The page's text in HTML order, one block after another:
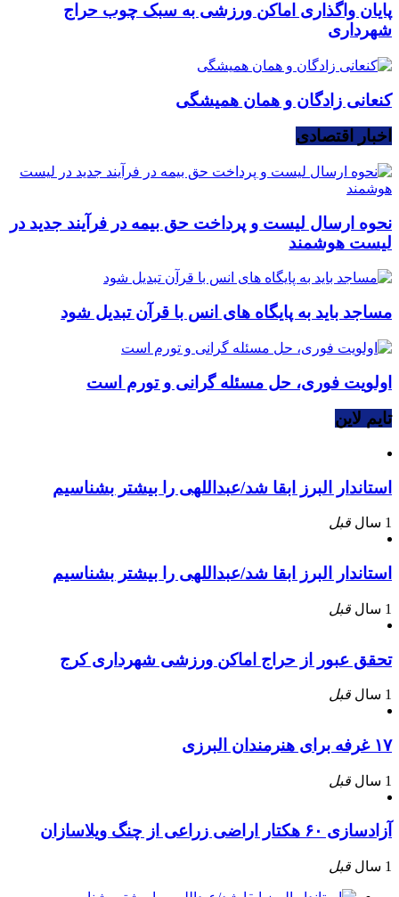
پایان واگذاری اماکن ورزشی به سبک چوب حراج
شهرداری
کنعانی زادگان و همان همیشگی
اخبار اقتصادی
نحوه ارسال لیست و پرداخت حق بیمه در فرآیند جدید در
لیست هوشمند
مساجد باید به پایگاه های انس با قرآن تبدیل شود
اولویت فوری، حل مسئله گرانی و تورم است
تایم لاین
استاندار البرز ابقا شد/عبداللهی را بیشتر بشناسیم
1 سال قبل
استاندار البرز ابقا شد/عبداللهی را بیشتر بشناسیم
1 سال قبل
تحقق عبور از حراج اماکن ورزشی شهرداری کرج
1 سال قبل
۱۷ غرفه برای هنرمندان البرزی
1 سال قبل
آزادسازی ۶۰ هکتار اراضی زراعی از چنگ ویلاسازان
1 سال قبل